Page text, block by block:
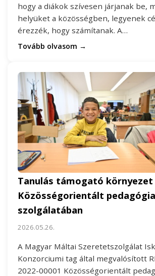
hogy a diákok szívesen járjanak be,
helyüket a közösségben, legyenek
érezzék, hogy számítanak. A…
Tovább olvasom →
Tanulás támogató környezet
Közösségorientált pedagógia
szolgálatában
2026.05.26.
A Magyar Máltai Szeretetszolgálat
Konzorciumi tag által megvalósított
2022-00001 Közösségorientált